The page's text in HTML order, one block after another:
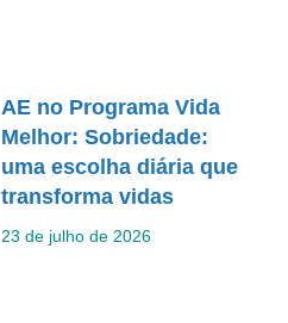
AE no Programa Vida
Melhor: Sobriedade:
uma escolha diária que
transforma vidas
23 de julho de 2026